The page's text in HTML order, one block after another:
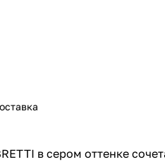
в сером оттенке